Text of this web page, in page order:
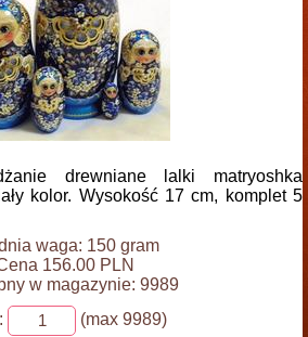
drewniane lalki matryoshka
kolor. Wysokość 17 cm, komplet 5
waga: 150 gram
156.00 PLN
w magazynie: 9989
(max 9989)